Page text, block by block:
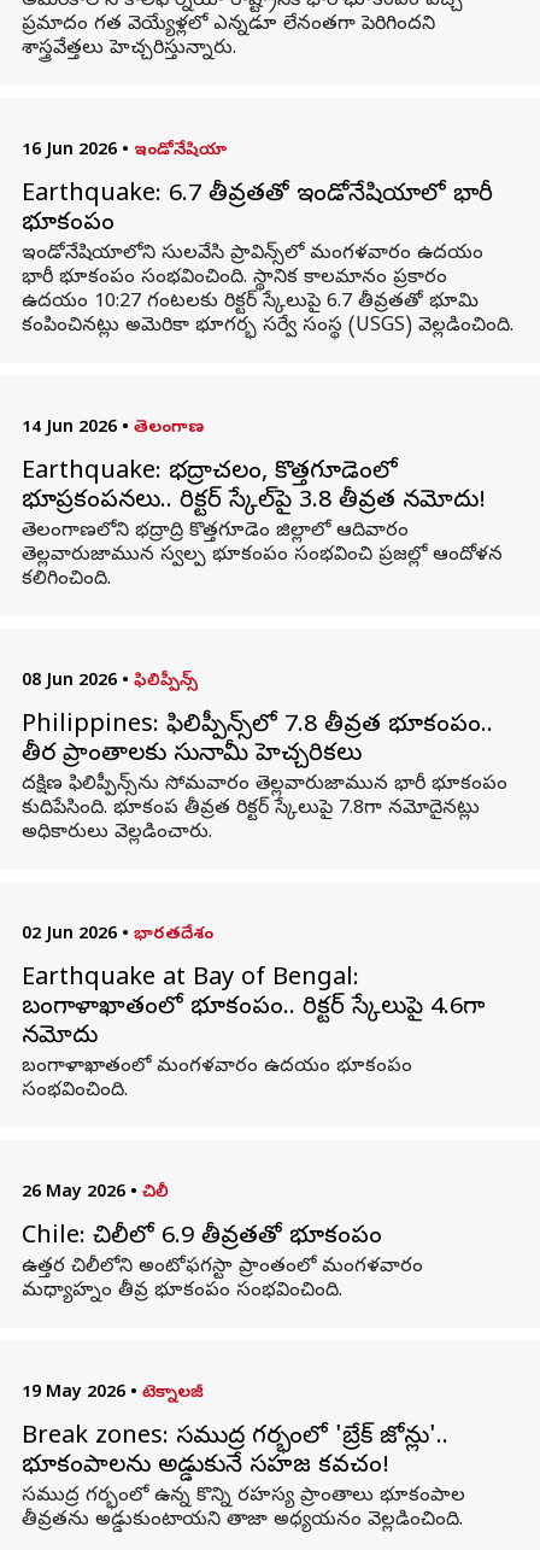
ప్రమాదం గత వెయ్యేళ్లలో ఎన్నడూ లేనంతగా పెరిగిందని
శాస్త్రవేత్తలు హెచ్చరిస్తున్నారు.
16 Jun 2026 • ఇండోనేషియా
Earthquake: 6.7 తీవ్రతతో ఇండోనేషియాలో భారీ
భూకంపం
ఇండోనేషియాలోని సులవేసి ప్రావిన్స్‌లో మంగళవారం ఉదయం
భారీ భూకంపం సంభవించింది. స్థానిక కాలమానం ప్రకారం
ఉదయం 10:27 గంటలకు రిక్టర్ స్కేలుపై 6.7 తీవ్రతతో భూమి
కంపించినట్లు అమెరికా భూగర్భ సర్వే సంస్థ (USGS) వెల్లడించింది.
14 Jun 2026 • తెలంగాణ
Earthquake: భద్రాచలం, కొత్తగూడెంలో
భూప్రకంపనలు.. రిక్టర్ స్కేల్‌పై 3.8 తీవ్రత నమోదు!
తెలంగాణలోని భద్రాద్రి కొత్తగూడెం జిల్లాలో ఆదివారం
తెల్లవారుజామున స్వల్ప భూకంపం సంభవించి ప్రజల్లో ఆందోళన
కలిగించింది.
08 Jun 2026 • ఫిలిప్పీన్స్
Philippines: ఫిలిప్పీన్స్‌లో 7.8 తీవ్రత భూకంపం..
తీర ప్రాంతాలకు సునామీ హెచ్చరికలు
దక్షిణ ఫిలిప్పీన్స్‌ను సోమవారం తెల్లవారుజామున భారీ భూకంపం
కుదిపేసింది. భూకంప తీవ్రత రిక్టర్‌ స్కేలుపై 7.8గా నమోదైనట్లు
అధికారులు వెల్లడించారు.
02 Jun 2026 • భారతదేశం
Earthquake at Bay of Bengal:
బంగాళాఖాతంలో భూకంపం.. రిక్టర్ స్కేలుపై 4.6గా
నమోదు
బంగాళాఖాతంలో మంగళవారం ఉదయం భూకంపం
సంభవించింది.
26 May 2026 • చిలీ
Chile: చిలీలో 6.9 తీవ్రతతో భూకంపం
ఉత్తర చిలీలోని అంటోఫగస్టా ప్రాంతంలో మంగళవారం
మధ్యాహ్నం తీవ్ర భూకంపం సంభవించింది.
19 May 2026 • టెక్నాలజీ
Break zones: సముద్ర గర్భంలో 'బ్రేక్ జోన్లు'..
భూకంపాలను అడ్డుకునే సహజ కవచం!
సముద్ర గర్భంలో ఉన్న కొన్ని రహస్య ప్రాంతాలు భూకంపాల
తీవ్రతను అడ్డుకుంటాయని తాజా అధ్యయనం వెల్లడించింది.